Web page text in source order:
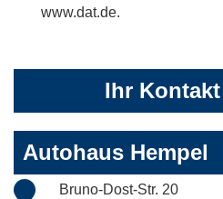
www.dat.de.
Ihr
Autohaus Hempel
Bruno-Dost-Str. 20